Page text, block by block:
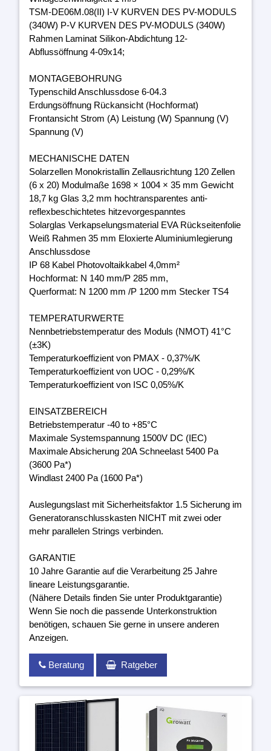
TSM-DE06M.08(II) I-V KURVEN DES PV-MODULS
(340W) P-V KURVEN DES PV-MODULS (340W)
Rahmen Laminat Silikon-Abdichtung 12-
Abflussöffnung 4-09x14;
MONTAGEBOHRUNG
Typenschild Anschlussdose 6-04.3
Erdungsöffnung Rückansicht (Hochformat)
Frontansicht Strom (A) Leistung (W) Spannung (V)
Spannung (V)
MECHANISCHE DATEN
Solarzellen Monokristallin Zellausrichtung 120 Zellen
(6 x 20) Modulmaße 1698 × 1004 × 35 mm Gewicht
18,7 kg Glas 3,2 mm hochtransparentes anti-
reflexbeschichtetes hitzevorgespanntes
Solarglas Verkapselungsmaterial EVA Rückseitenfolie
Weiß Rahmen 35 mm Eloxierte Aluminiumlegierung
Anschlussdose
IP 68 Kabel Photovoltaikkabel 4,0mm²
Hochformat: N 140 mm/P 285 mm,
Querformat: N 1200 mm /P 1200 mm Stecker TS4
TEMPERATURWERTE
Nennbetriebstemperatur des Moduls (NMOT) 41°C
(±3K)
Temperaturkoeffizient von PMAX - 0,37%/K
Temperaturkoeffizient von UOC - 0,29%/K
Temperaturkoeffizient von ISC 0,05%/K
EINSATZBEREICH
Betriebstemperatur -40 to +85°C
Maximale Systemspannung 1500V DC (IEC)
Maximale Absicherung 20A Schneelast 5400 Pa
(3600 Pa*)
Windlast 2400 Pa (1600 Pa*)
Auslegungslast mit Sicherheitsfaktor 1.5 Sicherung im
Generatoranschlusskasten NICHT mit zwei oder
mehr parallelen Strings verbinden.
GARANTIE
10 Jahre Garantie auf die Verarbeitung 25 Jahre
lineare Leistungsgarantie.
(Nähere Details finden Sie unter Produktgarantie)
Wenn Sie noch die passende Unterkonstruktion
benötigen, schauen Sie gerne in unsere anderen
Anzeigen.
Beratung Ratgeber